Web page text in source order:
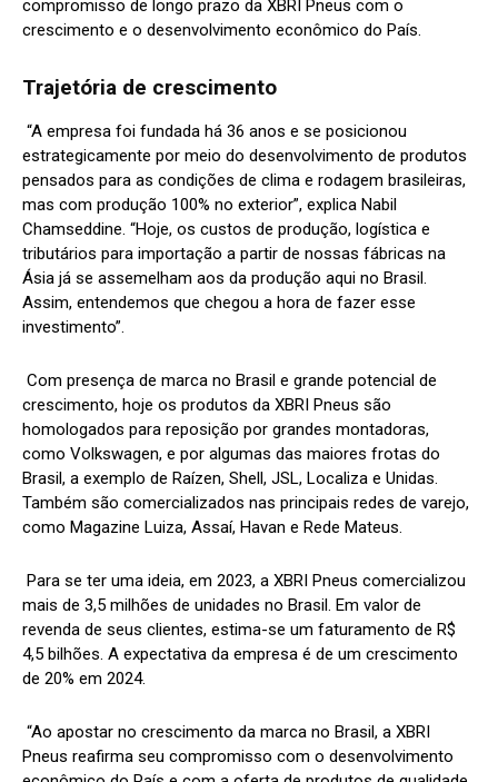
compromisso de longo prazo da XBRI Pneus com o
crescimento e o desenvolvimento econômico do País.
Trajetória de crescimento
“A empresa foi fundada há 36 anos e se posicionou
estrategicamente por meio do desenvolvimento de produtos
pensados para as condições de clima e rodagem brasileiras,
mas com produção 100% no exterior”, explica Nabil
Chamseddine. “Hoje, os custos de produção, logística e
tributários para importação a partir de nossas fábricas na
Ásia já se assemelham aos da produção aqui no Brasil.
Assim, entendemos que chegou a hora de fazer esse
investimento”.
Com presença de marca no Brasil e grande potencial de
crescimento, hoje os produtos da XBRI Pneus são
homologados para reposição por grandes montadoras,
como Volkswagen, e por algumas das maiores frotas do
Brasil, a exemplo de Raízen, Shell, JSL, Localiza e Unidas.
Também são comercializados nas principais redes de varejo,
como Magazine Luiza, Assaí, Havan e Rede Mateus.
Para se ter uma ideia, em 2023, a XBRI Pneus comercializou
mais de 3,5 milhões de unidades no Brasil. Em valor de
revenda de seus clientes, estima-se um faturamento de R$
4,5 bilhões. A expectativa da empresa é de um crescimento
de 20% em 2024.
“Ao apostar no crescimento da marca no Brasil, a XBRI
Pneus reafirma seu compromisso com o desenvolvimento